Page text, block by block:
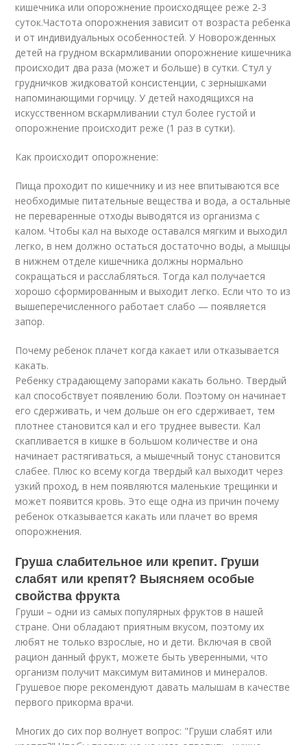
кишечника или опорожнение происходящее реже 2-3
суток.Частота опорожнения зависит от возраста ребенка
и от индивидуальных особенностей. У Новорожденных
детей на грудном вскармливании опорожнение кишечника
происходит два раза (может и больше) в сутки. Стул у
грудничков жидковатой консистенции, с зернышками
напоминающими горчицу. У детей находящихся на
искусственном вскармливании стул более густой и
опорожнение происходит реже (1 раз в сутки).
Как происходит опорожнение:
Пища проходит по кишечнику и из нее впитываются все
необходимые питательные вещества и вода, а остальные
не переваренные отходы выводятся из организма с
калом. Чтобы кал на выходе оставался мягким и выходил
легко, в нем должно остаться достаточно воды, а мышцы
в нижнем отделе кишечника должны нормально
сокращаться и расслабляться. Тогда кал получается
хорошо сформированным и выходит легко. Если что то из
вышеперечисленного работает слабо — появляется
запор.
Почему ребенок плачет когда какает или отказывается
какать.
Ребенку страдающему запорами какать больно. Твердый
кал способствует появлению боли. Поэтому он начинает
его сдерживать, и чем дольше он его сдерживает, тем
плотнее становится кал и его труднее вывести. Кал
скапливается в кишке в большом количестве и она
начинает растягиваться, а мышечный тонус становится
слабее. Плюс ко всему когда твердый кал выходит через
узкий проход, в нем появляются маленькие трещинки и
может появится кровь. Это еще одна из причин почему
ребенок отказывается какать или плачет во время
опорожнения.
Груша слабительное или крепит. Груши
слабят или крепят? Выясняем особые
свойства фрукта
Груши – одни из самых популярных фруктов в нашей
стране. Они обладают приятным вкусом, поэтому их
любят не только взрослые, но и дети. Включая в свой
рацион данный фрукт, можете быть уверенными, что
организм получит максимум витаминов и минералов.
Грушевое пюре рекомендуют давать малышам в качестве
первого прикорма врачи.
Многих до сих пор волнует вопрос: "Груши слабят или